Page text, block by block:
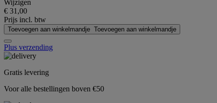
Wijzigen
€ 31,00
Prijs incl. btw
Toevoegen aan winkelmandje Toevoegen aan winkelmandje
Plus verzending
Gratis levering
Voor alle bestellingen boven €50